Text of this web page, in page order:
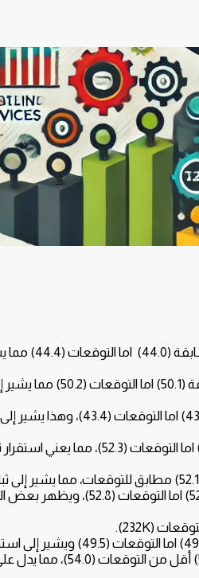
: النتيجة السابقة (44.0)
: النتيجةالسابقة (50.1) اما
: السابقة (43.2) اما التوقعات (43.4)،
: السابقة (55.0) أقل من